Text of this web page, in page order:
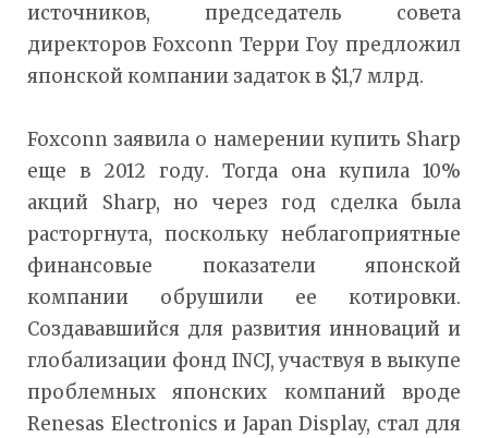
источников, председатель совета
директоров Foxconn Терри Гоу предложил
японской компании задаток в $1,7 млрд.
Foxconn заявила о намерении купить Sharp
еще в 2012 году. Тогда она купила 10%
акций Sharp, но через год сделка была
расторгнута, поскольку неблагоприятные
финансовые показатели японской
компании обрушили ее котировки.
Создававшийся для развития инноваций и
глобализации фонд INCJ, участвуя в выкупе
проблемных японских компаний вроде
Renesas Electronics и Japan Display, стал для